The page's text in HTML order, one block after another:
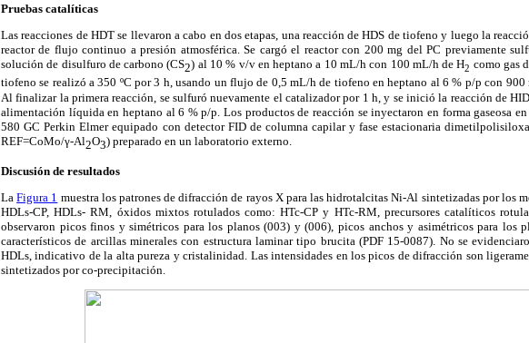
Pruebas catalíticas
Las reacciones de HDT se llevaron a cabo en dos etapas, una reacción de HDS de tiofeno y luego la
reactor de flujo continuo a presión atmosférica. Se cargó el reactor con 200 mg del PC previamente
solución de disulfuro de carbono (CS2) al 10 % v/v en heptano a 10 mL/h con 100 mL/h de H2 como gas
tiofeno se realizó a 350 ºC por 3 h, usando un flujo de 0,5 mL/h de tiofeno en heptano al 6 % p/p con 900
Al finalizar la primera reacción, se sulfuró nuevamente el catalizador por 1 h, y se inició la reacción de
alimentación líquida en heptano al 6 % p/p. Los productos de reacción se inyectaron en forma gaseosa
580 GC Perkin Elmer equipado con detector FID de columna capilar y fase estacionaria
REF=CoMo/γ-Al2O3) preparado en un laboratorio externo.
Discusión de resultados
LaFigura 1 muestra los patrones de difracción de rayos X para las hidrotalcitas Ni-Al sintetizadas por los
HDLs-CP, HDLs- RM, óxidos mixtos rotulados como: HTc-CP y HTc-RM, precursores catalíticos
observaron picos finos y simétricos para los planos (003) y (006), picos anchos y asimétricos para los
característicos de arcillas minerales con estructura laminar tipo brucita (PDF 15-0087). No se
HDLs, indicativo de la alta pureza y cristalinidad. Las intensidades en los picos de difracción son
sintetizados por co-precipitación.